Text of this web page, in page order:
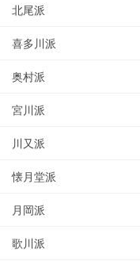
北尾派
喜多川派
奥村派
宮川派
川又派
懐月堂派
月岡派
歌川派